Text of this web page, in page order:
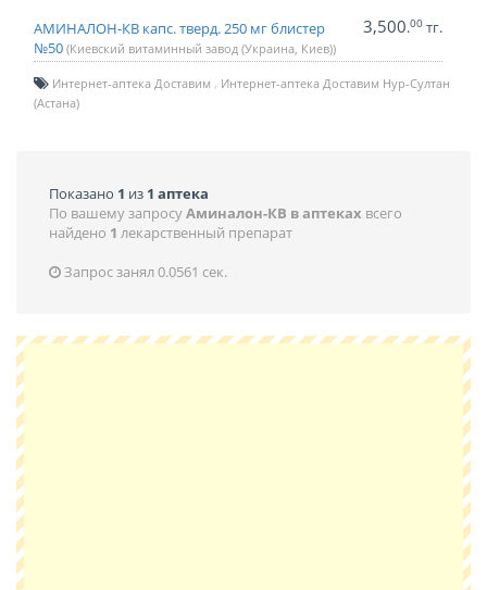
АМИНАЛОН-КВ капс. тверд. 250 мг блистер
№50 (Киевский витаминный завод (Украина, Киев))
3,500.00 тг.
Интернет-аптека Доставим
Интернет-аптека Доставим Нур-Султан
(Астана)
Показано 1 из 1 аптека
По вашему запросуАминалон-КВ в аптеках всего
найдено 1 лекарственный препарат
Запрос занял 0.0561 сек.